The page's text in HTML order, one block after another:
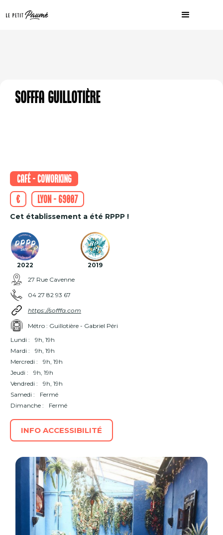
Sofffa Guillotière
Café - Coworking
€
Lyon - 69007
Cet établissement a été RPPP !
2022
2019
27 Rue Cavenne
04 27 82 93 67
https://sofffa.com
Métro : Guillotière - Gabriel Péri
Lundi :
9h, 19h
Mardi :
9h, 19h
Mercredi :
9h, 19h
Jeudi :
9h, 19h
Vendredi :
9h, 19h
Samedi :
Fermé
Dimanche :
Fermé
INFO ACCESSIBILITÉ